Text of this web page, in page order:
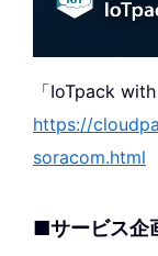
「IoTpack
https://
soracom.html
■サービス企